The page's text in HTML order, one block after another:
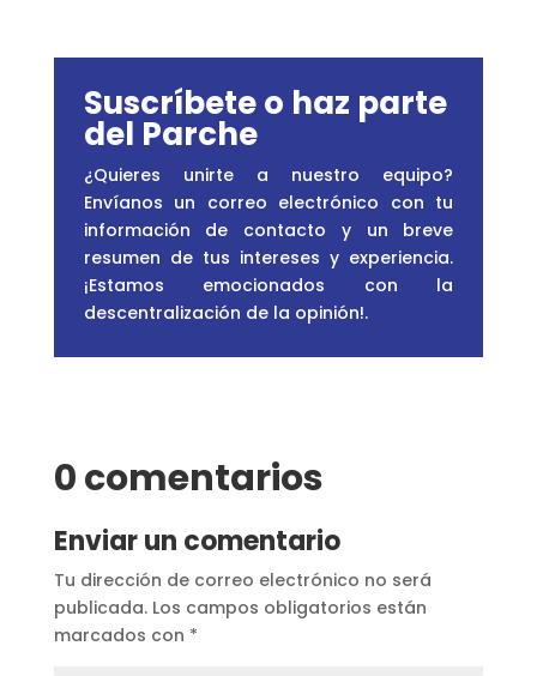
Suscríbete o haz parte
del Parche
¿Quieres unirte a nuestro equipo?
Envíanos un correo electrónico con tu
información de contacto y un breve
resumen de tus intereses y experiencia.
¡Estamos emocionados con la
descentralización de la opinión!.
0 comentarios
Enviar un comentario
Tu dirección de correo electrónico no será
publicada. Los campos obligatorios están
marcados con *